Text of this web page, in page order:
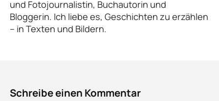
und Fotojournalistin, Buchautorin und
Bloggerin. Ich liebe es, Geschichten zu erzählen
– in Texten und Bildern.
Schreibe einen Kommentar